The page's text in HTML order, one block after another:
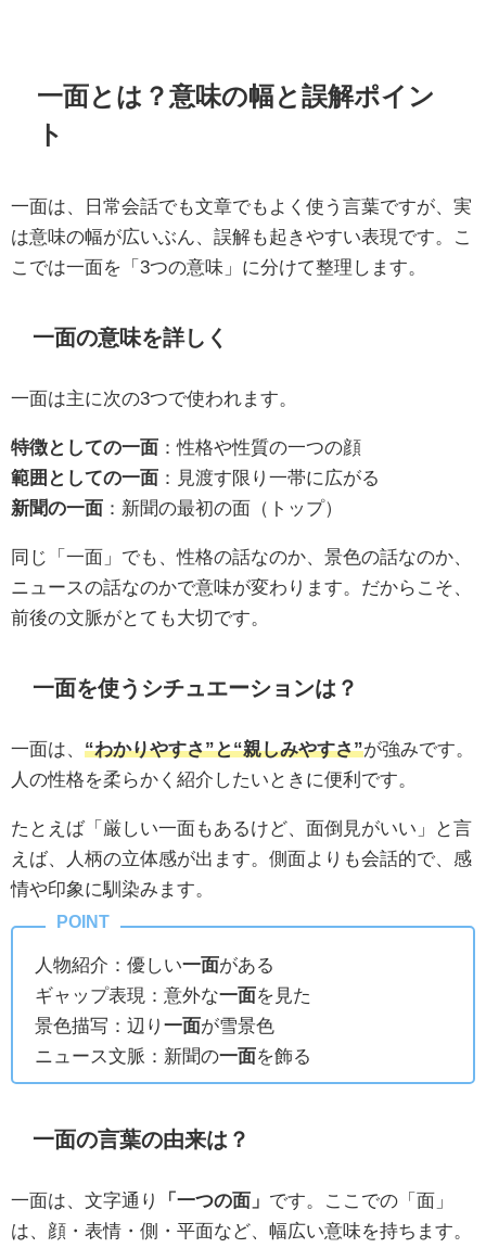
一面とは？意味の幅と誤解ポイン
ト
一面は、日常会話でも文章でもよく使う言葉ですが、実
は意味の幅が広いぶん、誤解も起きやすい表現です。こ
こでは一面を「3つの意味」に分けて整理します。
一面の意味を詳しく
一面は主に次の3つで使われます。
特徴としての一面 ：性格や性質の一つの顔
範囲としての一面 ：見渡す限り一帯に広がる
新聞の一面 ：新聞の最初の面（トップ）
同じ「一面」でも、性格の話なのか、景色の話なのか、
ニュースの話なのかで意味が変わります。だからこそ、
前後の文脈がとても大切です。
一面を使うシチュエーションは？
一面は、 “わかりやすさ”と“親しみやすさ”が強みです。
人の性格を柔らかく紹介したいときに便利です。
たとえば「厳しい一面もあるけど、面倒見がいい」と言
えば、人柄の立体感が出ます。側面よりも会話的で、感
情や印象に馴染みます。
人物紹介：優しい一面がある
ギャップ表現：意外な一面を見た
景色描写：辺り 一面が雪景色
ニュース文脈：新聞の一面を飾る
一面の言葉の由来は？
一面は、文字通り 「一つの面」 です。ここでの「面」
は、顔・表情・側・平面など、幅広い意味を持ちます。